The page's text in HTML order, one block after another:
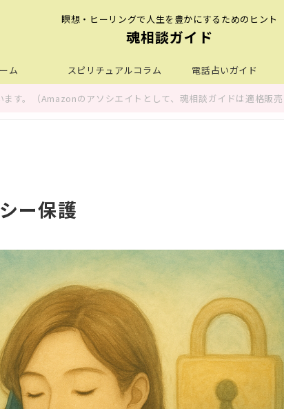
瞑想・ヒーリングで人生を豊かにするためのヒント
魂相談ガイド
ム スピリチュアルコラム 電話占いガイド
す。（Amazonのアソシエイトとして、魂相談ガイドは適格販売
ー保護